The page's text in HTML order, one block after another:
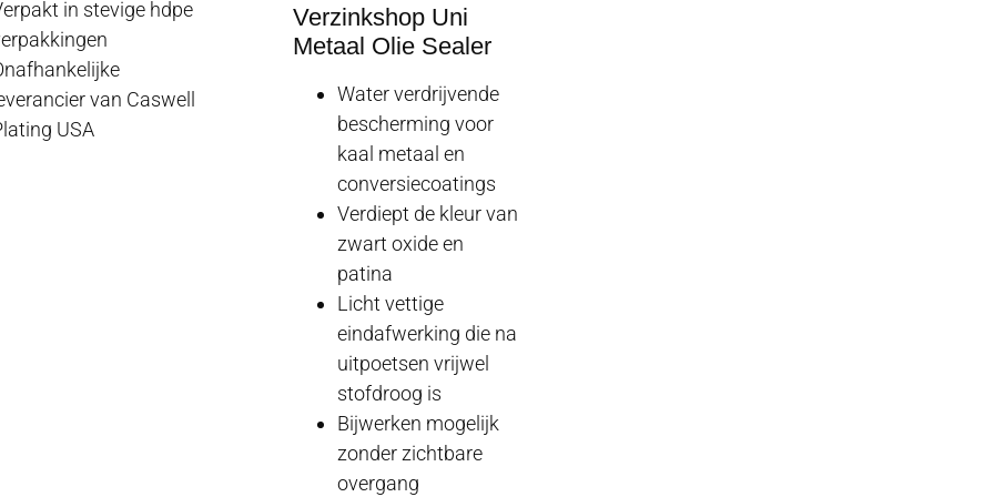
in stevige hdpe
van Caswell
USA
Verzinkshop Uni
Metaal Olie Sealer
Water verdrijvende
bescherming voor
kaal metaal en
conversiecoatings
Verdiept de kleur van
zwart oxide en
patina
Licht vettige
eindafwerking die na
uitpoetsen vrijwel
stofdroog is
Bijwerken mogelijk
zonder zichtbare
overgang